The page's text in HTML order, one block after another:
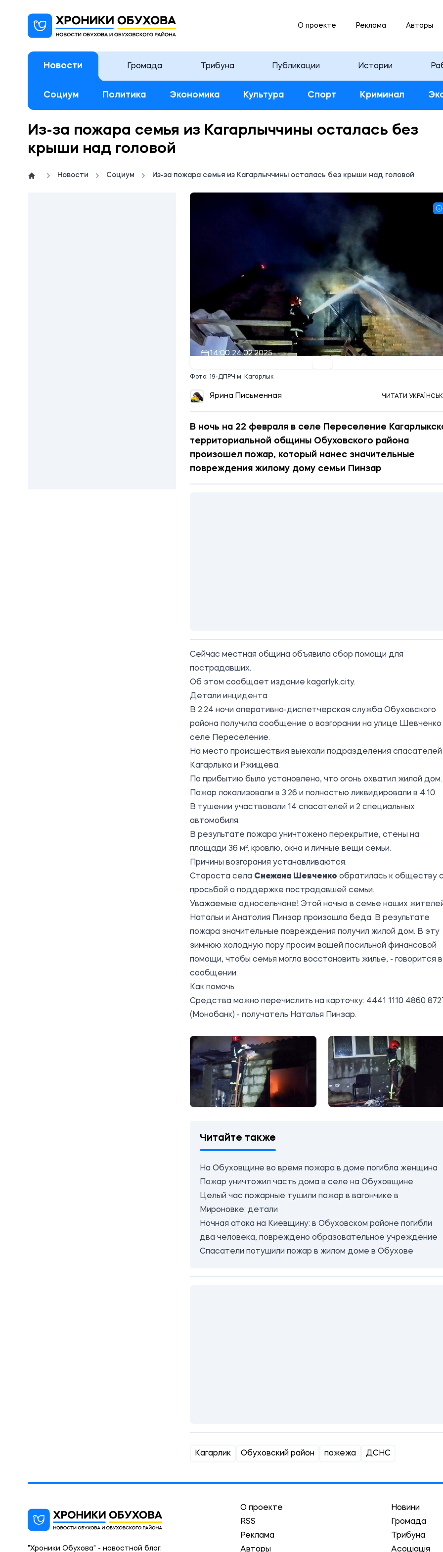
О проекте Реклама Авторы
Новости Громада Трибуна Публикации Истории
Социум Политика Экономика Культура Спорт Криминал
Из-за пожара семья из Кагарлыччины осталась без
крыши над головой
Новости Социум Из-за пожара семья из Кагарлыччины осталась без крыши над головой
14:00 24.02.2025
Фото: 19-ДПРЧ м. Кагарлык
Ярина Письменная ЧИТАТИ
В ночь на 22 февраля в селе Переселение
территориальной общины Обуховского района
произошел пожар, который нанес значительные
повреждения жилому дому семьи Пинзар
Сейчас местная община объявила сбор помощи для
пострадавших.
Об этом сообщает издание kagarlyk.city.
Детали инцидента
В 2:24 ночи оперативно-диспетчерская служба Обуховского
района получила сообщение о возгорании на улице Шевченко
селе Переселение.
На место происшествия выехали подразделения спасателей
Кагарлыка и Ржищева.
По прибытию было установлено, что огонь охватил жилой дом.
Пожар локализовали в 3:26 и полностью ликвидировали в 4:10.
В тушении участвовали 14 спасателей и 2 специальных
автомобиля.
В результате пожара уничтожено перекрытие, стены на
площади 36 м², кровлю, окна и личные вещи семьи.
Причины возгорания устанавливаются.
Староста села Снежана Шевченко обратилась к обществу
просьбой о поддержке пострадавшей семьи.
Уважаемые односельчане! Этой ночью в семье наших
Натальи и Анатолия Пинзар произошла беда. В результате
пожара значительные повреждения получил жилой дом. В эту
зимнюю холодную пору просим вашей посильной финансовой
помощи, чтобы семья могла восстановить жилье, - говорится в
сообщении.
Как помочь
Средства можно перечислить на карточку: 4441 1110 4860
(Монобанк) - получатель Наталья Пинзар.
Читайте также
На Обуховщине во время пожара в доме погибла женщина
Пожар уничтожил часть дома в селе на Обуховщине
Целый час пожарные тушили пожар в вагончике в
Мироновке: детали
Ночная атака на Киевщину: в Обуховском районе погибли
два человека, повреждено образовательное учреждение
Спасатели потушили пожар в жилом доме в Обухове
Кагарлик Обуховский район пожежа ДСНС
О проекте
RSS
Реклама
Авторы
Новини
Громада
Трибуна
Асоціація
"Хроники Обухова" - новостной блог,